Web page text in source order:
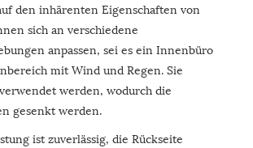
den inhärenten Eigenschaften von
sich an verschiedene
anpassen, sei es ein Innenbüro
mit Wind und Regen. Sie
werden, wodurch die
gesenkt werden.
ist zuverlässig, die Rückseite